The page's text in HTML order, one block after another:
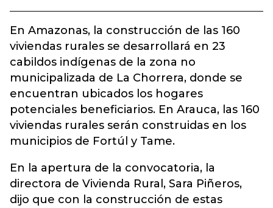
En Amazonas, la construcción de las 160
viviendas rurales se desarrollará en 23
cabildos indígenas de la zona no
municipalizada de La Chorrera, donde se
encuentran ubicados los hogares
potenciales beneficiarios. En Arauca, las 160
viviendas rurales serán construidas en los
municipios de Fortúl y Tame.
En la apertura de la convocatoria, la
directora de Vivienda Rural, Sara Piñeros,
dijo que con la construcción de estas